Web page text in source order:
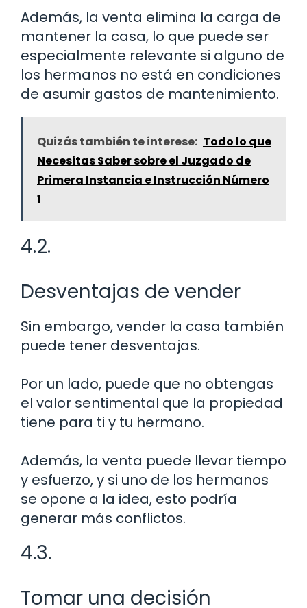
Además, la venta elimina la carga de
mantener la casa, lo que puede ser
especialmente relevante si alguno de
los hermanos no está en condiciones
de asumir gastos de mantenimiento.
Quizás también te interese: Todo lo que
Necesitas Saber sobre el Juzgado de
Primera Instancia e Instrucción Número
1
4.2.
Desventajas de vender
Sin embargo, vender la casa también
puede tener desventajas.
Por un lado, puede que no obtengas
el valor sentimental que la propiedad
tiene para ti y tu hermano.
Además, la venta puede llevar tiempo
y esfuerzo, y si uno de los hermanos
se opone a la idea, esto podría
generar más conflictos.
4.3.
Tomar una decisión